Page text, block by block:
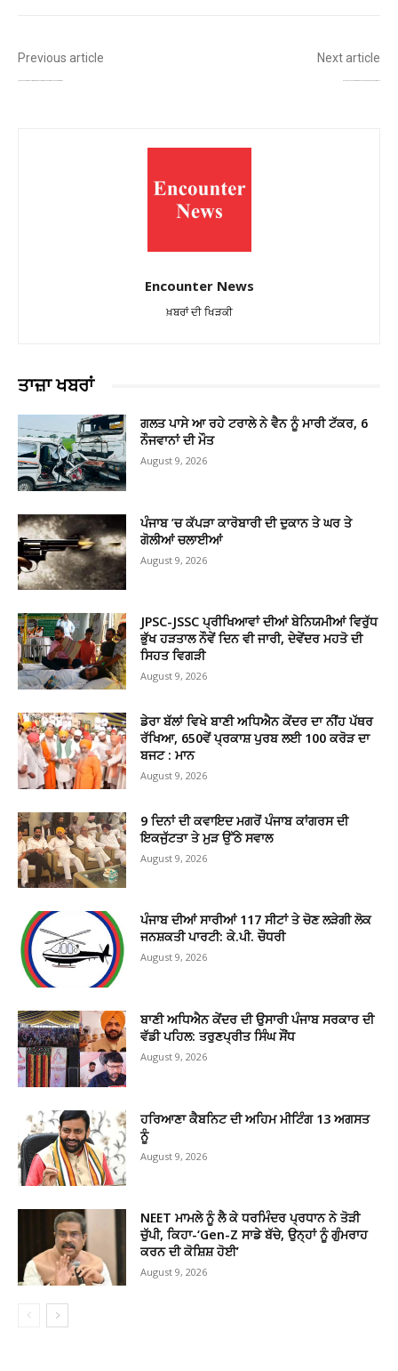
Previous article Next article
Encounter News
ਖ਼ਬਰਾਂ ਦੀ ਖਿੜਕੀ
ਤਾਜ਼ਾ ਖਬਰਾਂ
ਗਲਤ ਪਾਸੇ ਆ ਰਹੇ ਟਰਾਲੇ ਨੇ ਵੈਨ ਨੂੰ ਮਾਰੀ ਟੱਕਰ, 6
ਨੌਜਵਾਨਾਂ ਦੀ ਮੌਤ
August 9, 2026
ਪੰਜਾਬ ’ਚ ਕੱਪੜਾ ਕਾਰੋਬਾਰੀ ਦੀ ਦੁਕਾਨ ਤੇ ਘਰ ਤੇ
ਗੋਲੀਆਂ ਚਲਾਈਆਂ
August 9, 2026
JPSC-JSSC ਪ੍ਰੀਖਿਆਵਾਂ ਦੀਆਂ ਬੇਨਿਯਮੀਆਂ ਵਿਰੁੱਧ
ਭੁੱਖ ਹੜਤਾਲ ਨੌਵੇਂ ਦਿਨ ਵੀ ਜਾਰੀ, ਦੇਵੇਂਦਰ ਮਹਤੋ ਦੀ
ਸਿਹਤ ਵਿਗੜੀ
August 9, 2026
ਡੇਰਾ ਬੱਲਾਂ ਵਿਖੇ ਬਾਣੀ ਅਧਿਐਨ ਕੇਂਦਰ ਦਾ ਨੀਂਹ ਪੱਥਰ
ਰੱਖਿਆ, 650ਵੇਂ ਪ੍ਰਕਾਸ਼ ਪੁਰਬ ਲਈ 100 ਕਰੋੜ ਦਾ
ਬਜਟ : ਮਾਨ
August 9, 2026
9 ਦਿਨਾਂ ਦੀ ਕਵਾਇਦ ਮਗਰੋਂ ਪੰਜਾਬ ਕਾਂਗਰਸ ਦੀ
ਇਕਜੁੱਟਤਾ ਤੇ ਮੁੜ ਉੱਠੇ ਸਵਾਲ
August 9, 2026
ਪੰਜਾਬ ਦੀਆਂ ਸਾਰੀਆਂ 117 ਸੀਟਾਂ ਤੇ ਚੋਣ ਲੜੇਗੀ ਲੋਕ
ਜਨਸ਼ਕਤੀ ਪਾਰਟੀ: ਕੇ.ਪੀ. ਚੌਧਰੀ
August 9, 2026
ਬਾਣੀ ਅਧਿਐਨ ਕੇਂਦਰ ਦੀ ਉਸਾਰੀ ਪੰਜਾਬ ਸਰਕਾਰ ਦੀ
ਵੱਡੀ ਪਹਿਲ: ਤਰੁਣਪ੍ਰੀਤ ਸਿੰਘ ਸੌਂਧ
August 9, 2026
ਹਰਿਆਣਾ ਕੈਬਨਿਟ ਦੀ ਅਹਿਮ ਮੀਟਿੰਗ 13 ਅਗਸਤ
ਨੂੰ
August 9, 2026
NEET ਮਾਮਲੇ ਨੂੰ ਲੈ ਕੇ ਧਰਮਿੰਦਰ ਪ੍ਰਧਾਨ ਨੇ ਤੋੜੀ
ਚੁੱਪੀ, ਕਿਹਾ-‘Gen-Z ਸਾਡੇ ਬੱਚੇ, ਉਨ੍ਹਾਂ ਨੂੰ ਗੁੰਮਰਾਹ
ਕਰਨ ਦੀ ਕੋਸ਼ਿਸ਼ ਹੋਈ’
August 9, 2026